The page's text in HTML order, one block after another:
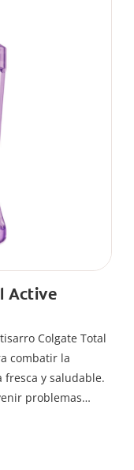
Active
Colgate Total
combatir la
y saludable.
problemas